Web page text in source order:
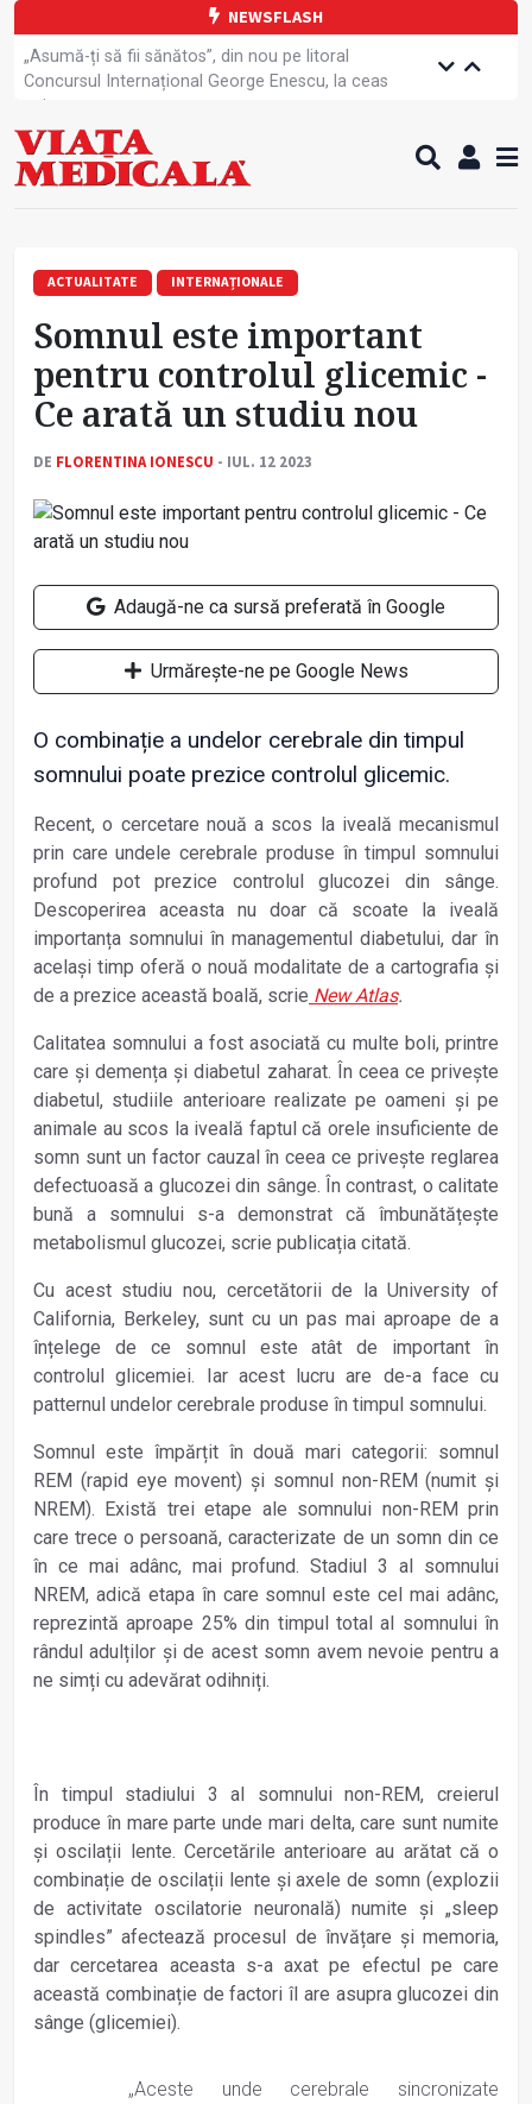
NEWSFLASH
„Asumă-ți să fii sănătos”, din nou pe litoral
Concursul Internațional George Enescu, la ceas
aniversar
Unul din cinci tineri nu știe că HPV este cea mai
frecventă infecție cu transmitere sexuală
PRIMER: Întreruperea energiei în fabrici ar pune
temporar
Care este legătura dintre oboseala mintală și
Campanie de prevenție dedicată sportivelor
Mesajul CMR, după ce echipajul unei ambulanțe a
fost atacat
ACTUALITATE INTERNAȚIONALE
Somnul este important
pentru controlul glicemic -
Ce arată un studiu nou
DE FLORENTINA IONESCU - IUL. 12 2023
Adaugă-ne ca sursă preferată în Google
Urmărește-ne pe Google News
O combinație a undelor cerebrale din timpul
somnului poate prezice controlul glicemic.
Recent, o cercetare nouă a scos la iveală mecanismul
prin care undele cerebrale produse în timpul somnului
profund pot prezice controlul glucozei din sânge.
Descoperirea aceasta nu doar că scoate la iveală
importanța somnului în managementul diabetului, dar în
același timp oferă o nouă modalitate de a cartografia și
de a prezice această boală, scrie New Atlas.
Calitatea somnului a fost asociată cu multe boli, printre
care și demența și diabetul zaharat. În ceea ce privește
diabetul, studiile anterioare realizate pe oameni și pe
animale au scos la iveală faptul că orele insuficiente de
somn sunt un factor cauzal în ceea ce privește reglarea
defectuoasă a glucozei din sânge. În contrast, o calitate
bună a somnului s-a demonstrat că îmbunătățește
metabolismul glucozei, scrie publicația citată.
Cu acest studiu nou, cercetătorii de la University of
California, Berkeley, sunt cu un pas mai aproape de a
înțelege de ce somnul este atât de important în
controlul glicemiei. Iar acest lucru are de-a face cu
patternul undelor cerebrale produse în timpul somnului.
Somnul este împărțit în două mari categorii: somnul
REM (rapid eye movent) și somnul non-REM (numit și
NREM). Există trei etape ale somnului non-REM prin
care trece o persoană, caracterizate de un somn din ce
în ce mai adânc, mai profund. Stadiul 3 al somnului
NREM, adică etapa în care somnul este cel mai adânc,
reprezintă aproape 25% din timpul total al somnului în
rândul adulților și de acest somn avem nevoie pentru a
ne simți cu adevărat odihniți.
În timpul stadiului 3 al somnului non-REM, creierul
produce în mare parte unde mari delta, care sunt numite
și oscilații lente. Cercetările anterioare au arătat că o
combinație de oscilații lente și axele de somn (explozii
de activitate oscilatorie neuronală) numite și „sleep
spindles” afectează procesul de învățare și memoria,
dar cercetarea aceasta s-a axat pe efectul pe care
această combinație de factori îl are asupra glucozei din
sânge (glicemiei).
„Aceste unde cerebrale sincronizate